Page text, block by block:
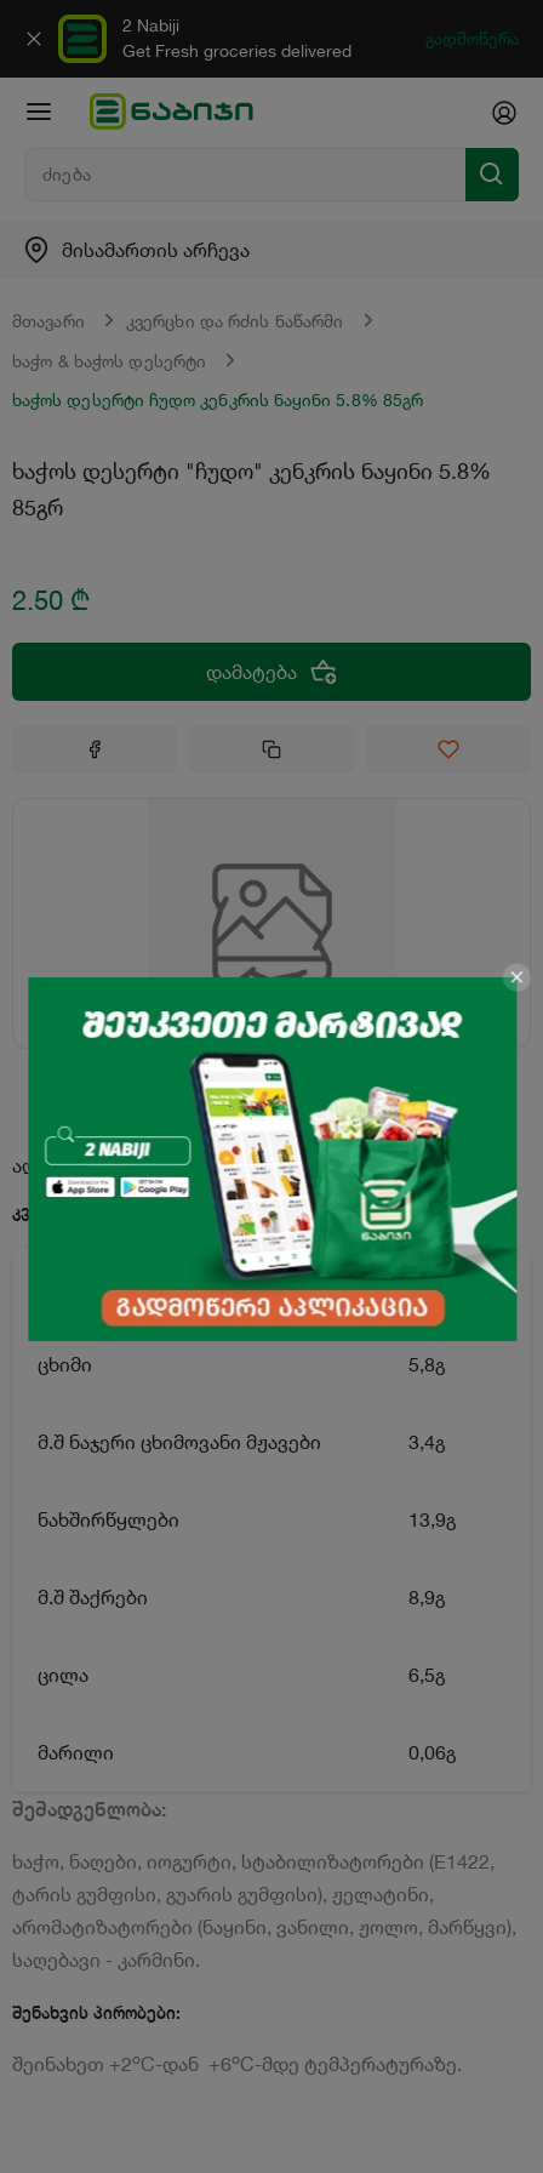
2 Nabiji
Get Fresh groceries delivered
გადმოწერა
მისამართის არჩევა
მთავარი კვერცხი და რძის ნაწარმი
ხაჭო & ხაჭოს დესერტი
ხაჭოს დესერტი ჩუდო კენკრის ნაყინი 5.8% 85გრ
ხაჭოს დესერტი "ჩუდო" კენკრის ნაყინი 5.8%
85გრ
2.50 ₾
დამატება
აღწერა
კვებითი ღირებულება 100გ. პროდუქტში:
ენერგეტიკული ღირებულება 131კკალ
ცხიმი 5,8გ
მ.შ ნაჯერი ცხიმოვანი მჟავები 3,4გ
ნახშირწყლები 13,9გ
მ.შ შაქრები 8,9გ
ცილა 6,5გ
მარილი 0,06გ
შემადგენლობა:
ხაჭო, ნაღები, იოგურტი, სტაბილიზატორები (E1422,
ტარის გუმფისი, გუარის გუმფისი), ჟელატინი,
არომატიზატორები (ნაყინი, ვანილი, ჟოლო, მარწყვი),
საღებავი - კარმინი.
შენახვის პირობები:
შეინახეთ +2oC-დან +6oC-მდე ტემპერატურაზე.